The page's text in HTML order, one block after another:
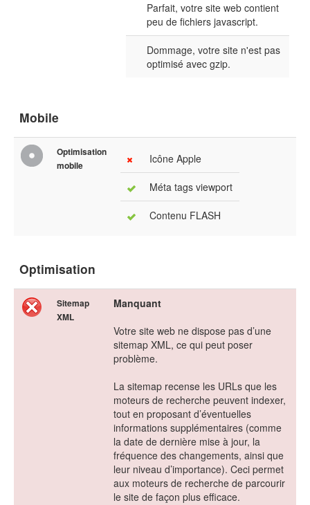
Parfait, votre site web contient
peu de fichiers javascript.
Dommage, votre site n'est pas
optimisé avec gzip.
Mobile
Optimisation
mobile
Icône Apple
Méta tags viewport
Contenu FLASH
Optimisation
Sitemap
XML
Manquant
Votre site web ne dispose pas d’une
sitemap XML, ce qui peut poser
problème.
La sitemap recense les URLs que les
moteurs de recherche peuvent indexer,
tout en proposant d’éventuelles
informations supplémentaires (comme
la date de dernière mise à jour, la
fréquence des changements, ainsi que
leur niveau d’importance). Ceci permet
aux moteurs de recherche de parcourir
le site de façon plus efficace.